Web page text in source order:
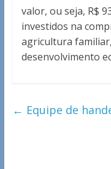
valor, ou seja, R$
investidos na
agricultura
desenvolvimento
← Equipe de